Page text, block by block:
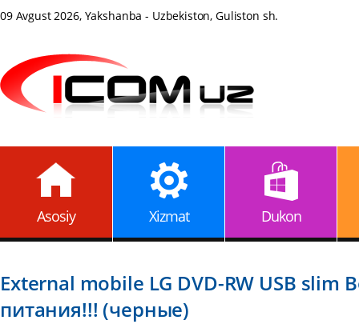
09 Avgust 2026, Yakshanba - Uzbekiston, Guliston sh.
Asosiy Xizmat Dukon
External mobile LG DVD-RW USB slim
питания!!! (черные)